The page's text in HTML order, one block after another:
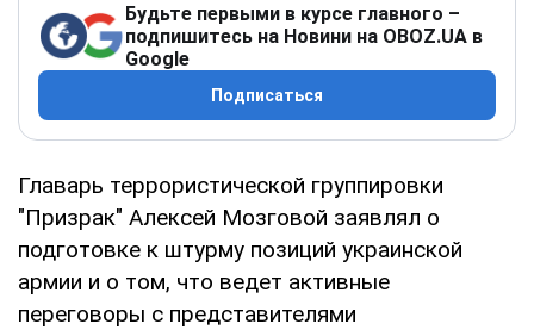
Будьте первыми в курсе главного –
подпишитесь на Новини на OBOZ.UA в
Google
Подписаться
Главарь террористической группировки
"Призрак" Алексей Мозговой заявлял о
подготовке к штурму позиций украинской
армии и о том, что ведет активные
переговоры с представителями